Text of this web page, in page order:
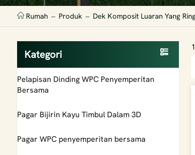
Rumah Produk Dek Komposit Luaran Yang
Kategori
Pelapisan Dinding WPC Penyemperitan
Bersama
Pagar Bijirin Kayu Timbul Dalam 3D
Pagar WPC penyemperitan bersama